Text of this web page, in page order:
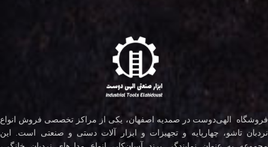
فروشگاه الهی‌دوست در صمدیه اصفهان، یکی از مراکز تخصصی فروش انواع
نردبان تاشو، چهارپایه و تجهیزات و ابزار آلات دستی و صنعتی است. این